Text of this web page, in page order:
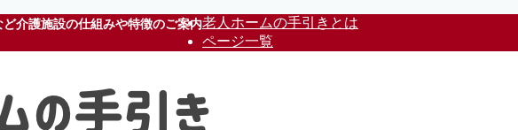
介護施設の仕組みや特徴のご案内老人ホームの手引きとは
ページ一覧